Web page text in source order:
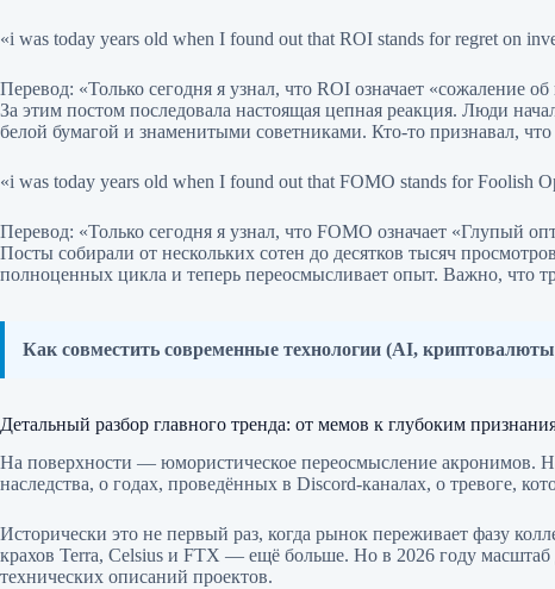
«i was today years old when I found out that ROI stands for regret on
Перевод: «Только сегодня я узнал, что ROI означает «сожаление
За этим постом последовала настоящая цепная реакция. Люди
белой бумагой и знаменитыми советниками. Кто-то признавал,
«i was today years old when I found out that FOMO stands for Foolish
Перевод: «Только сегодня я узнал, что FOMO означает «Глупый
Посты собирали от нескольких сотен до десятков тысяч
полноценных цикла и теперь переосмысливает опыт. Важно, что
Как совместить современные технологии (AI,
Детальный разбор главного тренда: от мемов к глубоким
На поверхности — юмористическое переосмысление акронимов.
наследства, о годах, проведённых в Discord-каналах, о тревоге,
Исторически это не первый раз, когда рынок переживает фазу
крахов Terra, Celsius и FTX — ещё больше. Но в 2026 году
технических описаний проектов.